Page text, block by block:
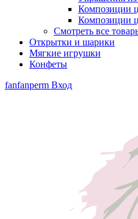
Композиции
Композиции
Смотреть все
Открытки и шарики
Мягкие игрушки
Конфеты
fanfanperm Вход